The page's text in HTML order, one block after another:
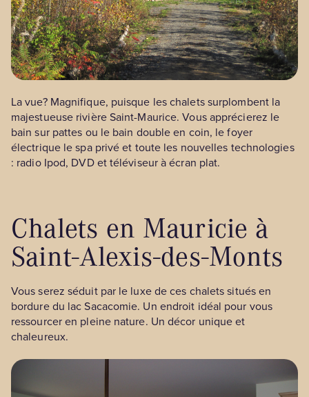
La vue? Magnifique, puisque les chalets surplombent la
majestueuse rivière Saint-Maurice. Vous apprécierez le
bain sur pattes ou le bain double en coin, le foyer
électrique le spa privé et toute les nouvelles technologies
: radio Ipod, DVD et téléviseur à écran plat.
Chalets en Mauricie à
Saint-Alexis-des-Monts
Vous serez séduit par le luxe de ces chalets situés en
bordure du lac Sacacomie. Un endroit idéal pour vous
ressourcer en pleine nature. Un décor unique et
chaleureux.